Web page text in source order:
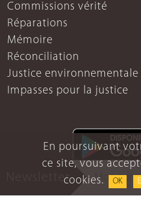
En poursuivant
ce site, vous
cookies.
OK
Commissions vérité
Réparations
Mémoire
Réconciliation
Justice environnementale
Impasses pour la justice
Mentions
Newsletter